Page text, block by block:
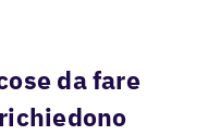
da fare